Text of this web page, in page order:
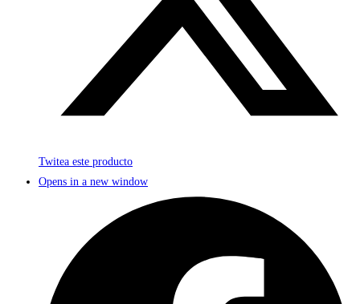
Twitea este producto
Opens in a new window